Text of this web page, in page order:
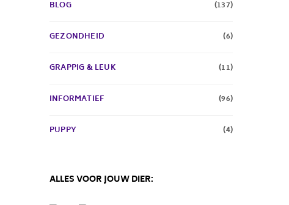
BLOG (137)
GEZONDHEID (6)
GRAPPIG & LEUK (11)
INFORMATIEF (96)
PUPPY (4)
ALLES VOOR JOUW DIER: